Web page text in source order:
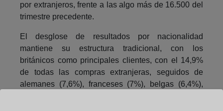
por extranjeros, frente a las algo más de 16.500 del
trimestre precedente.
El desglose de resultados por nacionalidad
mantiene su estructura tradicional, con los
británicos como principales clientes, con el 14,9%
de todas las compras extranjeras, seguidos de
alemanes (7,6%), franceses (7%), belgas (6,4%),